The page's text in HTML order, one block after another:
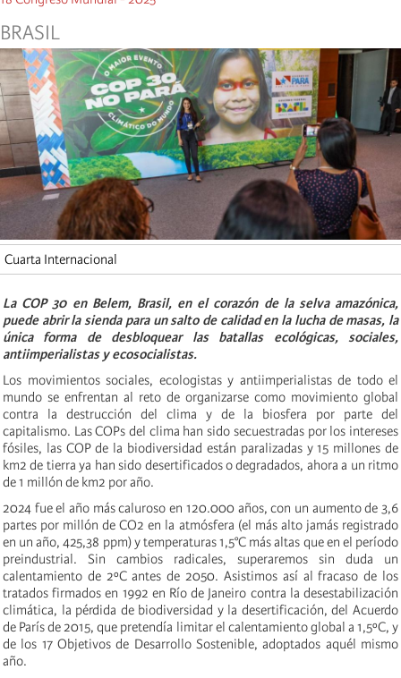
BRASIL
Cuarta Internacional
La COP 30 en Belem, Brasil, en el corazón de la selva amazónica,
puede abrir la sienda para un salto de calidad en la lucha de masas, la
única forma de desbloquear las batallas ecológicas, sociales,
antiimperialistas y ecosocialistas.
Los movimientos sociales, ecologistas y antiimperialistas de todo el
mundo se enfrentan al reto de organizarse como movimiento global
contra la destrucción del clima y de la biosfera por parte del
capitalismo. Las COPs del clima han sido secuestradas por los intereses
fósiles, las COP de la biodiversidad están paralizadas y 15 millones de
km2 de tierra ya han sido desertificados o degradados, ahora a un ritmo
de 1 millón de km2 por año.
2024 fue el año más caluroso en 120.000 años, con un aumento de 3,6
partes por millón de CO2 en la atmósfera (el más alto jamás registrado
en un año, 425,38 ppm) y temperaturas 1,5°C más altas que en el período
preindustrial. Sin cambios radicales, superaremos sin duda un
calentamiento de 2ºC antes de 2050. Asistimos así al fracaso de los
tratados firmados en 1992 en Río de Janeiro contra la desestabilización
climática, la pérdida de biodiversidad y la desertificación, del Acuerdo
de París de 2015, que pretendía limitar el calentamiento global a 1,5ºC, y
de los 17 Objetivos de Desarrollo Sostenible, adoptados aquél mismo
año.